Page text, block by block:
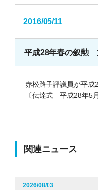
2016/05/11
平成28年春の叙勲
赤松路子評議員が平成
〔伝達式 平成28年5
関連ニュース
2026/08/03